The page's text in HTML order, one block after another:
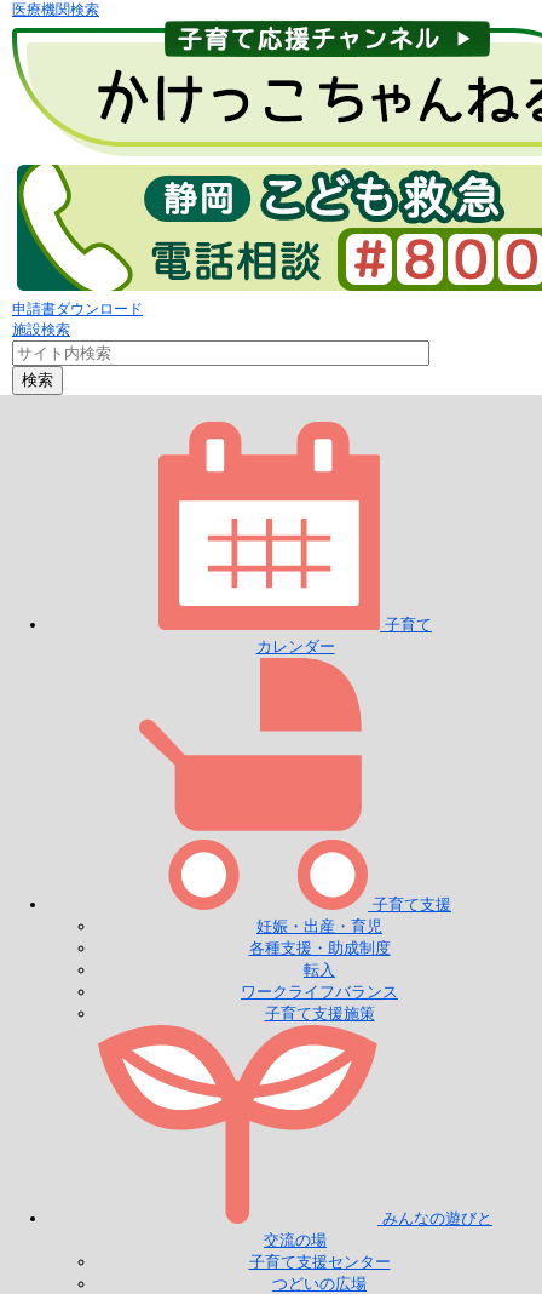
医療機関検索
申請書ダウンロード
施設検索
検索
子育て
カレンダー
子育て支援
妊娠・出産・育児
各種支援・助成制度
転入
ワークライフバランス
子育て支援施策
みんなの遊びと
交流の場
子育て支援センター
つどいの広場